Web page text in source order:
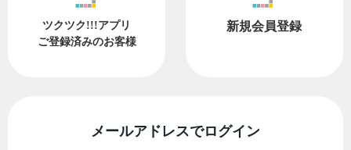
ツクツク!!!アプリ
ご登録済みのお客様
新規会員登録
メールアドレスでログイン